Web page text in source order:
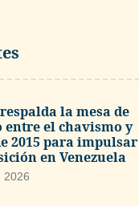
la mesa de
entre el chavismo y
2015 para impulsar
en Venezuela
2026